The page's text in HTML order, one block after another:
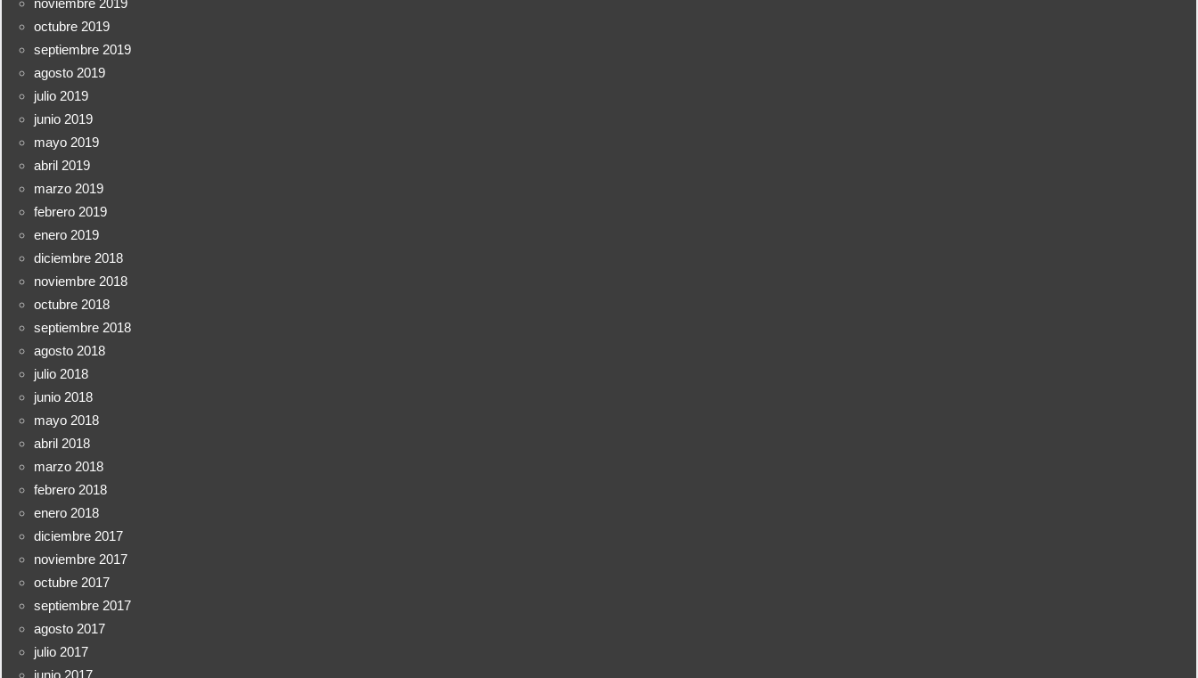
noviembre 2019
octubre 2019
septiembre 2019
agosto 2019
julio 2019
junio 2019
mayo 2019
abril 2019
marzo 2019
febrero 2019
enero 2019
diciembre 2018
noviembre 2018
octubre 2018
septiembre 2018
agosto 2018
julio 2018
junio 2018
mayo 2018
abril 2018
marzo 2018
febrero 2018
enero 2018
diciembre 2017
noviembre 2017
octubre 2017
septiembre 2017
agosto 2017
julio 2017
junio 2017